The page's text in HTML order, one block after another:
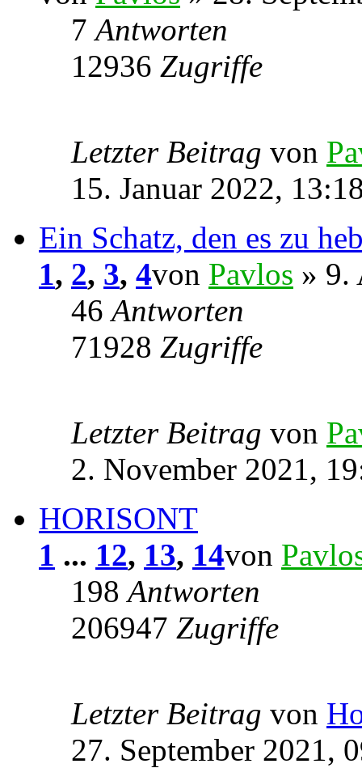
7Antworten
12936 Zugriffe
Letzter Beitrag von
15. Januar 2022,
Ein Schatz, den es zu
1, 2, 3, 4von Pavlos » 9.
46Antworten
71928 Zugriffe
Letzter Beitrag von
2. November 2021,
HORISONT
1 ... 12, 13, 14von
198Antworten
206947 Zugriffe
Letzter Beitrag von
27. September 2021,